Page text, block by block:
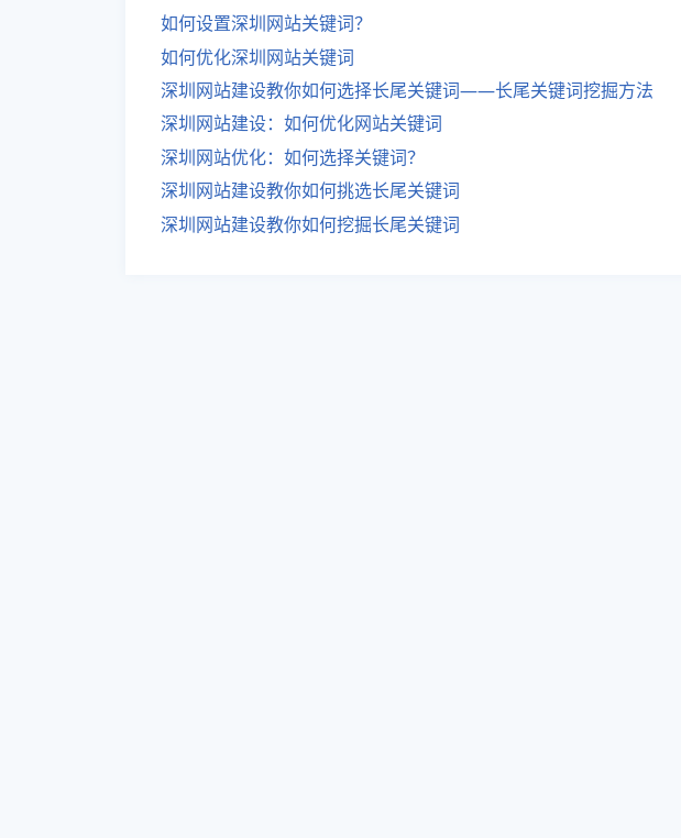
如何设置深圳网站关键词？
如何优化深圳网站关键词
深圳网站建设教你如何选择长尾关键词——长尾关键词挖掘方法
深圳网站建设：如何优化网站关键词
深圳网站优化：如何选择关键词？
深圳网站建设教你如何挑选长尾关键词
深圳网站建设教你如何挖掘长尾关键词